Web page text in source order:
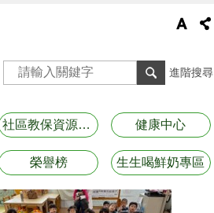
進階搜尋
社區教保資源資訊 健康中心
榮譽榜 生生喝鮮奶專區